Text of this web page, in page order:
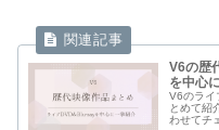
V6の歴
を中心
V6のライ
とめて紹
わせてチ